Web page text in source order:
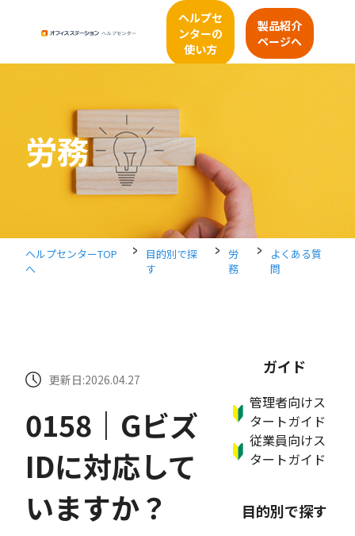
ヘルプセ
ンターの
使い方
製品紹介
ページへ
労務
ヘルプセンターTOP
へ
>
目的別で探
す
>
労
務
>
よくある質
問
更新日:2026.04.27
0158｜Gビズ
IDに対応して
いますか？
ガイド
管理者向けス
タートガイド
従業員向けス
タートガイド
目的別で探す